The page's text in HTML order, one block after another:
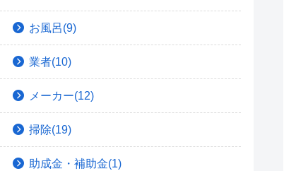
お風呂(9)
業者(10)
メーカー(12)
掃除(19)
助成金・補助金(1)